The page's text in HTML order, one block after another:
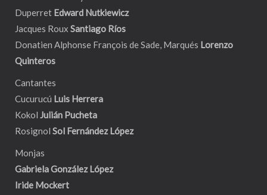
Duperret Edward Nutkiewicz
Jacques Roux Santiago Ríos
Donatien Alphonse François de Sade, Marqués Lorenzo
Quinteros
Cantantes
Cucurucú Luis Herrera
Kokol Julián Pucheta
Rosignol Sol Fernández López
Monjas
Gabriela González López
Iride Mockert